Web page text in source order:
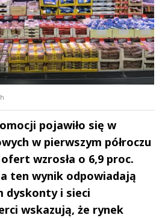
pojawiło się w
w pierwszym półroczu
wzrosła o 6,9 proc.
ten wynik odpowiadają
dyskonty i sieci
wskazują, że rynek